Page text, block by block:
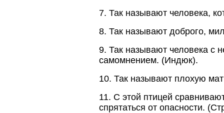
7. Так называют человека,
8. Так называют доброго,
9. Так называют человека с
самомнением. (Индюк).
10. Так называют плохую
11. С этой птицей
спрятаться от опасности.